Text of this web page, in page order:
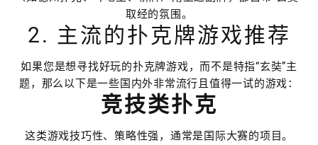
取经的氛围。
2. 主流的扑克牌游戏推荐
如果您是想寻找好玩的扑克牌游戏，而不是特指“玄奘”主
题，那么以下是一些国内外非常流行且值得一试的游戏：
竞技类扑克
这类游戏技巧性、策略性强，通常是国际大赛的项目。